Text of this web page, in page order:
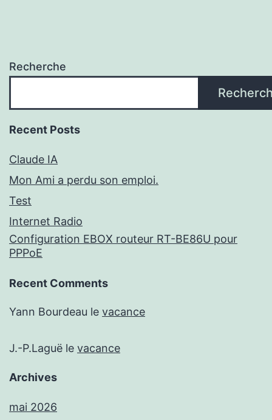
Recherche
Recent Posts
Claude IA
Mon Ami a perdu son emploi.
Test
Internet Radio
Configuration EBOX routeur RT-BE86U pour
PPPoE
Recent Comments
Yann Bourdeau le vacance
J.-P.Laguë le vacance
Archives
mai 2026